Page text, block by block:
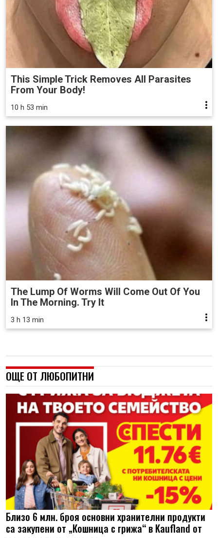
This Simple Trick Removes All Parasites
From Your Body!
10 h 53 min
The Lump Of Worms Will Come Out Of You
In The Morning. Try It
3 h 13 min
ОЩЕ ОТ ЛЮБОПИТНИ
Близо 6 млн. броя основни хранителни продукти
са закупени от „Кошница с грижа“ в Kaufland от